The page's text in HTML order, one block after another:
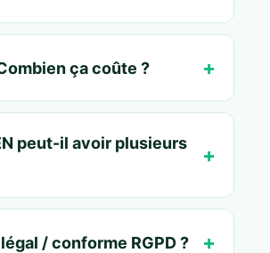
ça coûte ?
peut-il avoir plusieurs
/ conforme RGPD ?